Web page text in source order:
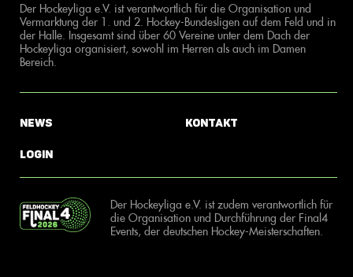
Der Hockeyliga e.V. ist verantwortlich für die Organisation und
Vermarktung der 1. und 2. Hockey-Bundesligen auf dem Feld und in
der Halle. Insgesamt sind über 60 Vereine unter dem Dach der
Hockeyliga organisiert, sowohl im Herren als auch im Damen
Bereich.
News
Login
Kontakt
Der Hockeyliga e.V. ist zudem verantwortlich für
die Organisation und Durchführung der Final4
Events, der deutschen Hockey-Meisterschaften.